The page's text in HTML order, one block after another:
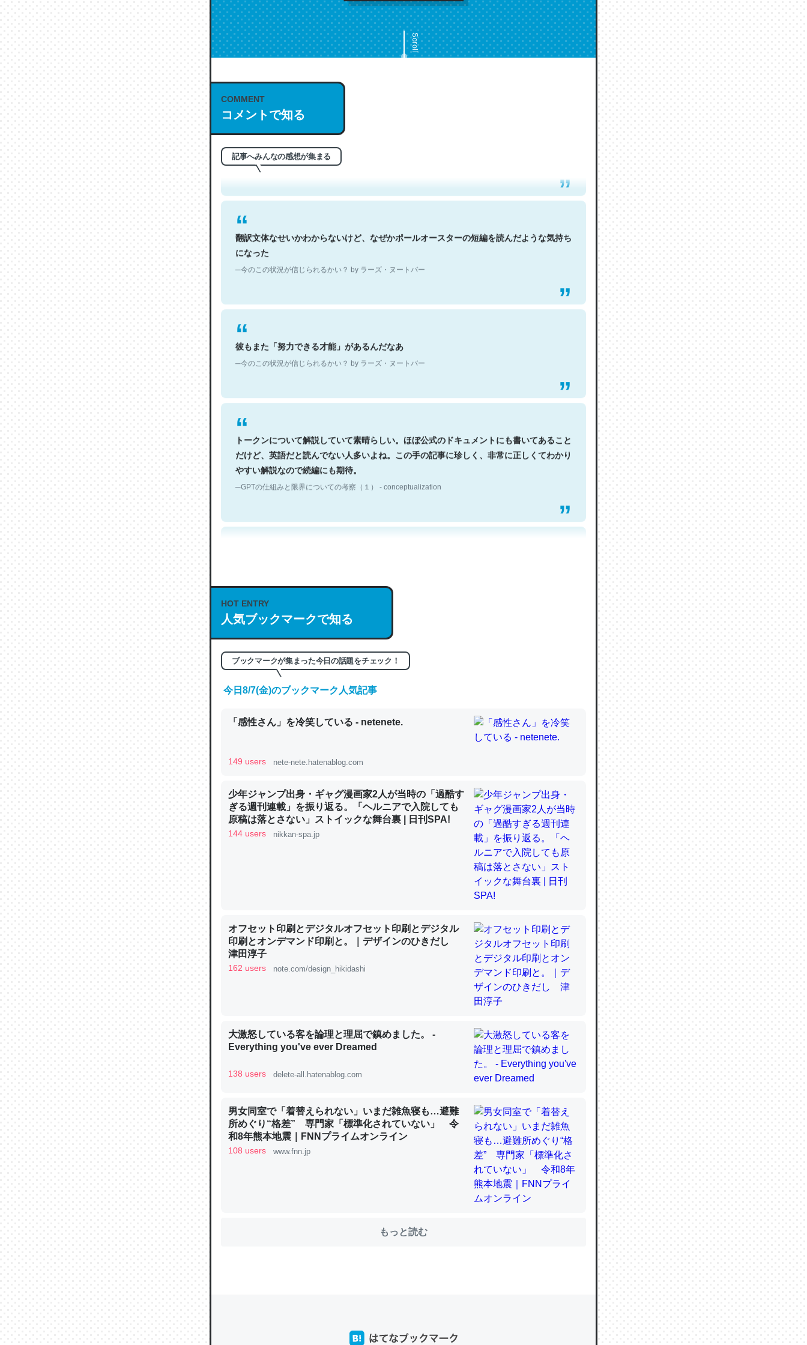
Scroll
COMMENT
コメントで知る
記事へみんなの感想が集まる
これは名文。彼はとてもクレバーなんだろうなと凄く思う。英語少しでも読める人は原文
もお勧め。自分はこの流れ好き。Let’s Fucking Go. Then Covid hit. Shit.
─今のこの状況が信じられるかい？ by ラーズ・ヌートバー
翻訳文体なせいかわからないけど、なぜかポールオースターの短編を読んだような気持ち
になった
─今のこの状況が信じられるかい？ by ラーズ・ヌートバー
彼もまた「努力できる才能」があるんだなあ
─今のこの状況が信じられるかい？ by ラーズ・ヌートバー
トークンについて解説していて素晴らしい。ほぼ公式のドキュメントにも書いてあること
だけど、英語だと読んでない人多いよね。この手の記事に珍しく、非常に正しくてわかり
やすい解説なので続編にも期待。
─GPTの仕組みと限界についての考察（１） - conceptualization
これは良記事。32768トークンだと英語小説100ページ分くらい。小説でいう「ずっと前
の伏線」は回収されないけど、短期記憶というには多い分量。進化すればするほど分かり
やすく強くなりそう
の600分の1程度。
─ニュース :: 【研究発表】昆虫学の大問題＝「昆虫はなぜ海にいないのか」に関する新仮説
論文では「淡水はカルシウムも酸素も不足してて両方に不利だから両方が拮抗してるので
チンを強化してる筈だが、酵素が違うのか？
─ニュース :: 【研究発表】昆虫学の大問題＝「昆虫はなぜ海にいないのか」に関する新仮説
類だと殻を無くしてナメクジになったり努力してるし。
─ニュース :: 【研究発表】昆虫学の大問題＝「昆虫はなぜ海にいないのか」に関する新仮説
ウチもEchoを実家に置いて４年。でたまに覗いてる。ぼちぼちRingも置こうかと画策
中。あと、Googleマップで位置情報を共有してる。電池残量や充電中かが分かるのでこ
れ見て生きてるなって分かる。
─たまにLINEするくらいだった遠方の父67歳と僕。ITツール導入でコミュニケーションが劇的に変化し
HOT ENTRY
人気ブックマークで知る
ブックマークが集まった今日の話題をチェック！
今日8/7(金)のブックマーク人気記事
「感性さん」を冷笑している - netenete.
149 users nete-nete.hatenablog.com
少年ジャンプ出身・ギャグ漫画家2人が当時の「過酷す
ぎる週刊連載」を振り返る。「ヘルニアで入院しても
原稿は落とさない」ストイックな舞台裏 | 日刊SPA!
144 users nikkan-spa.jp
オフセット印刷とデジタルオフセット印刷とデジタル
印刷とオンデマンド印刷と。｜デザインのひきだし
津田淳子
162 users note.com/design_hikidashi
大激怒している客を論理と理屈で鎮めました。 -
Everything you've ever Dreamed
138 users delete-all.hatenablog.com
男女同室で「着替えられない」いまだ雑魚寝も…避難
所めぐり“格差” 専門家「標準化されていない」 令
和8年熊本地震｜FNNプライムオンライン
108 users www.fnn.jp
もっと読む